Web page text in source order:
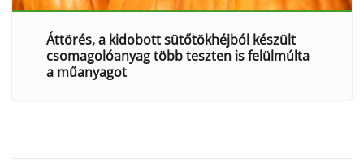
Áttörés, a kidobott sütőtökhéjból készült
csomagolóanyag több teszten is felülmúlta
a műanyagot